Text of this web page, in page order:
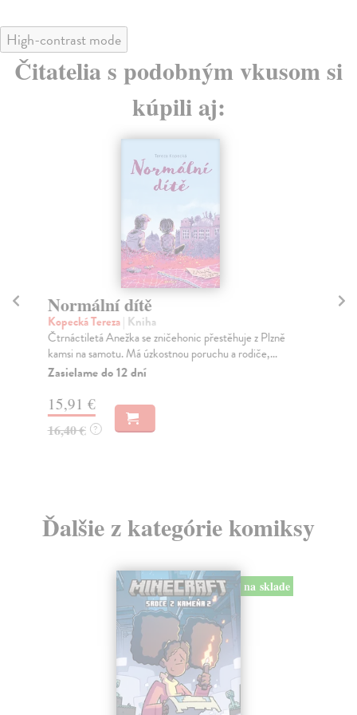
High-contrast mode
Čitatelia s podobným vkusom si
kúpili aj:
Tajemství nadlidské síly
Bechdel Alison| Kniha
Komiksová superstar Alison Bechdel se v mimořádně
vtipných memoárech zamýšlí nad
sebezdokonalováním,...
19,39 €
Ďalšie z kategórie komiksy
na sklade